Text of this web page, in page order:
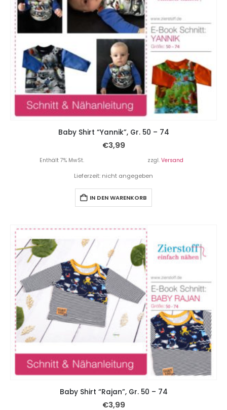
Baby Shirt “Yannik”, Gr. 50 – 74
€3,99
Enthält 7% MwSt. zzgl. Versand
Lieferzeit: nicht angegeben
IN DEN WARENKORB
Baby Shirt “Rajan”, Gr. 50 – 74
€3,99